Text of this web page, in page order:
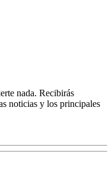
nada. Recibirás
noticias y los principales